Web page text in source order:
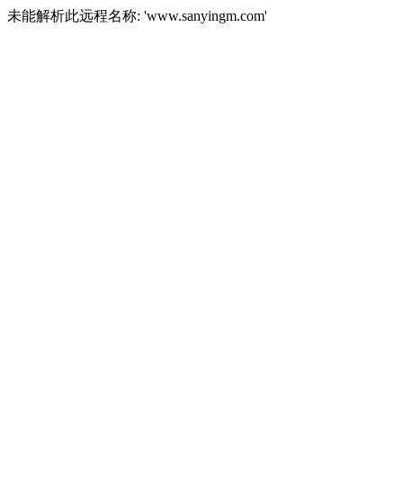
未能解析此远程名称: 'www.sanyingm.com'